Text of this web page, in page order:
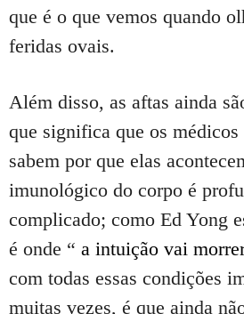
que é o que vemos quando
feridas ovais.
Além disso, as aftas ainda
que significa que os médicos
sabem por que elas
imunológico do corpo é
complicado; como Ed Yong
é onde “ a intuição vai
com todas essas condições
muitas vezes, é que ainda